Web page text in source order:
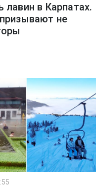
лавин в Карпатах.
не